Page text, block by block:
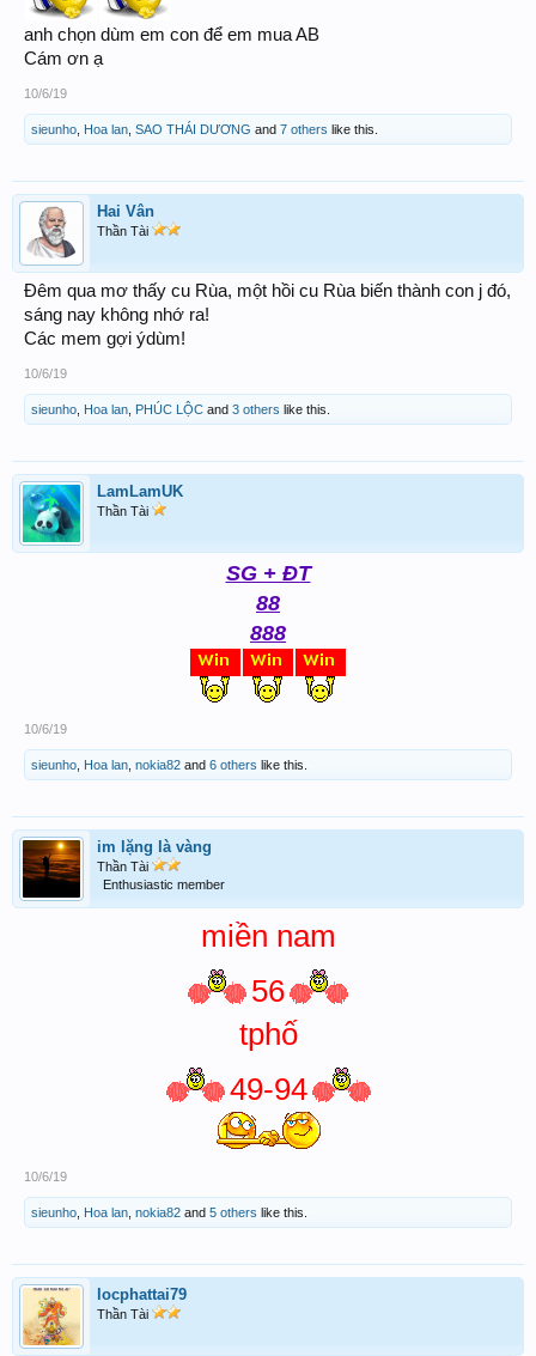
anh chọn dùm em con để em mua AB
Cám ơn ạ
10/6/19
sieunho Hoa lan SAO THÁI DƯƠNG and 7 others like this.
Hai Vân
Thần Tài
Đêm qua mơ thấy cu Rùa, một hồi cu Rùa biến thành con j đó,
sáng nay không nhớ ra!
Các mem gợi ýdùm!
10/6/19
sieunho Hoa lan PHÚC LỘC and 3 others like this.
LamLamUK
Thần Tài
SG + ĐT
88
888
10/6/19
sieunho Hoa lan nokia82 and 6 others like this.
im lặng là vàng
Thần Tài
Enthusiastic member
miền nam
56
tphố
49-94
10/6/19
sieunho Hoa lan nokia82 and 5 others like this.
locphattai79
Thần Tài